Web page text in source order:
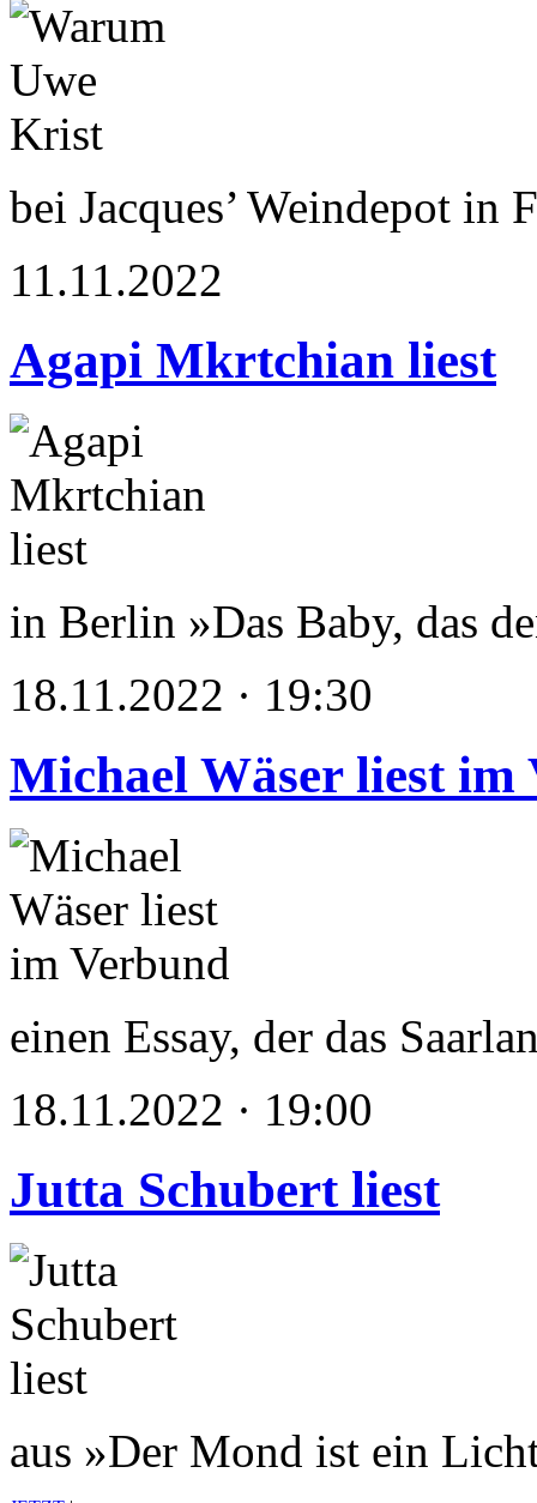
bei Jacques’ Weindepot in
11.11.2022
Agapi Mkrtchian liest
in Berlin »Das Baby, das
18.11.2022 · 19:30
Michael Wäser liest im
einen Essay, der das
18.11.2022 · 19:00
Jutta Schubert liest
aus »Der Mond ist ein